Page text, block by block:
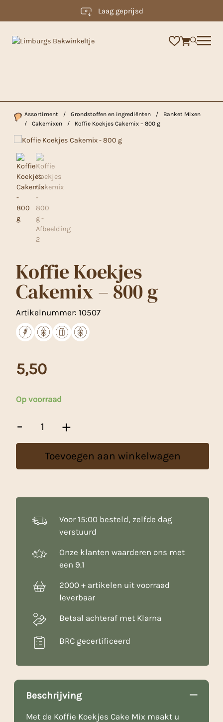
Laag geprijsd
Assortiment / Grondstoffen en ingrediënten /
Banket Mixen
/
Cakemixen / Koffie Koekjes Cakemix – 800 g
Koffie Koekjes
Cakemix – 800 g
Artikelnummer: 10507
5,50
Op voorraad
-
Koekjes
-
g
+
Toevoegen aan winkelwagen
Voor 15:00 besteld, zelfde dag
verstuurd
Onze klanten waarderen ons met
een 9.1
2000 + artikelen uit voorraad
leverbaar
Betaal achteraf met Klarna
BRC gecertificeerd
Beschrijving
Met de Koffie Koekjes Cake Mix maakt u